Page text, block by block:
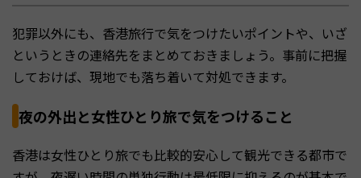
犯罪以外にも、香港旅行で気をつけたいポイントや、いざ
というときの連絡先をまとめておきましょう。事前に把握
しておけば、現地でも落ち着いて対処できます。
夜の外出と女性ひとり旅で気をつけること
香港は女性ひとり旅でも比較的安心して観光できる都市で